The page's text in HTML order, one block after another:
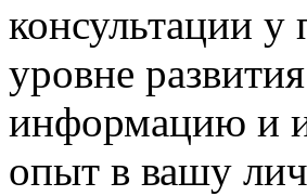
консультации у
уровне
информацию и
опыт в вашу